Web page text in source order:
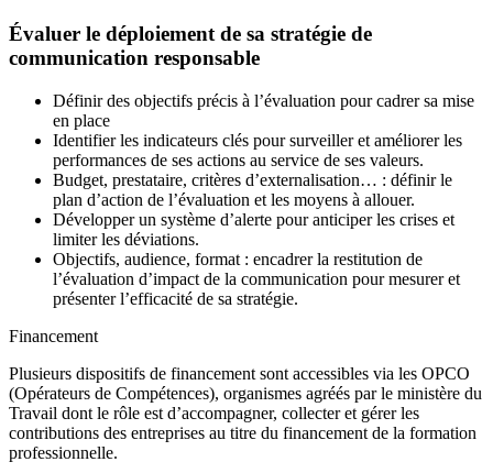
Évaluer le déploiement de sa stratégie de
communication responsable
Définir des objectifs précis à l’évaluation pour cadrer sa mise
en place
Identifier les indicateurs clés pour surveiller et améliorer les
performances de ses actions au service de ses valeurs.
Budget, prestataire, critères d’externalisation… : définir le
plan d’action de l’évaluation et les moyens à allouer.
Développer un système d’alerte pour anticiper les crises et
limiter les déviations.
Objectifs, audience, format : encadrer la restitution de
l’évaluation d’impact de la communication pour mesurer et
présenter l’efficacité de sa stratégie.
Financement
Plusieurs dispositifs de financement sont accessibles via les OPCO
(Opérateurs de Compétences), organismes agréés par le ministère du
Travail dont le rôle est d’accompagner, collecter et gérer les
contributions des entreprises au titre du financement de la formation
professionnelle.